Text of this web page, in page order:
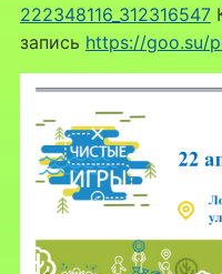
222348116_312316547
запись https://goo.su/